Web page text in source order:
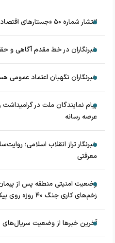
انتشار شماره ۵۰ «جستارهای اقتصادی با رویکرد اسلامی»
خبرنگاران در خط مقدم آگاهی و
خبرنگاران نگهبان اعتماد عمومی
پیام نمایندگان ملت در
عرصه رسانه
خبرنگار تراز انقلاب اسلامی؛
معرفتی
وضعیت امنیتی منطقه پس از
زخم‌های کاری جنگ ۴۰ روزه روی پیکر پلتفرم‌های آمریکایی!
آخرین خبرها از وضعیت سریال‌های پایتخت 8 و